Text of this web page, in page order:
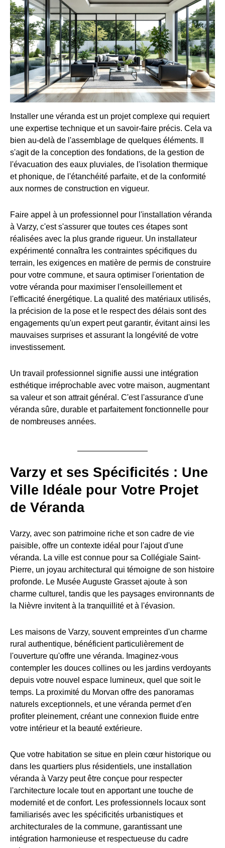
Installer une véranda est un projet complexe qui requiert
une expertise technique et un savoir-faire précis. Cela va
bien au-delà de l'assemblage de quelques éléments. Il
s'agit de la conception des fondations, de la gestion de
l'évacuation des eaux pluviales, de l'isolation thermique
et phonique, de l'étanchéité parfaite, et de la conformité
aux normes de construction en vigueur.
Faire appel à un professionnel pour l'installation véranda
à Varzy, c'est s'assurer que toutes ces étapes sont
réalisées avec la plus grande rigueur. Un installateur
expérimenté connaîtra les contraintes spécifiques du
terrain, les exigences en matière de permis de construire
pour votre commune, et saura optimiser l'orientation de
votre véranda pour maximiser l'ensoleillement et
l'efficacité énergétique. La qualité des matériaux utilisés,
la précision de la pose et le respect des délais sont des
engagements qu'un expert peut garantir, évitant ainsi les
mauvaises surprises et assurant la longévité de votre
investissement.
Un travail professionnel signifie aussi une intégration
esthétique irréprochable avec votre maison, augmentant
sa valeur et son attrait général. C'est l'assurance d'une
véranda sûre, durable et parfaitement fonctionnelle pour
de nombreuses années.
Varzy et ses Spécificités : Une
Ville Idéale pour Votre Projet
de Véranda
Varzy, avec son patrimoine riche et son cadre de vie
paisible, offre un contexte idéal pour l'ajout d'une
véranda. La ville est connue pour sa Collégiale Saint-
Pierre, un joyau architectural qui témoigne de son histoire
profonde. Le Musée Auguste Grasset ajoute à son
charme culturel, tandis que les paysages environnants de
la Nièvre invitent à la tranquillité et à l'évasion.
Les maisons de Varzy, souvent empreintes d'un charme
rural authentique, bénéficient particulièrement de
l'ouverture qu'offre une véranda. Imaginez-vous
contempler les douces collines ou les jardins verdoyants
depuis votre nouvel espace lumineux, quel que soit le
temps. La proximité du Morvan offre des panoramas
naturels exceptionnels, et une véranda permet d'en
profiter pleinement, créant une connexion fluide entre
votre intérieur et la beauté extérieure.
Que votre habitation se situe en plein cœur historique ou
dans les quartiers plus résidentiels, une installation
véranda à Varzy peut être conçue pour respecter
l'architecture locale tout en apportant une touche de
modernité et de confort. Les professionnels locaux sont
familiarisés avec les spécificités urbanistiques et
architecturales de la commune, garantissant une
intégration harmonieuse et respectueuse du cadre